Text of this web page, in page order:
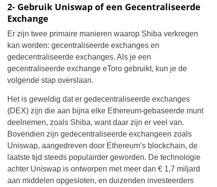
2- Gebruik Uniswap of een Gecentraliseerde
Exchange
Er zijn twee primaire manieren waarop Shiba verkregen
kan worden: gecentraliseerde exchanges en
gedecentraliseerde exchanges. Als je een
gecentraliseerde exchange eToro gebruikt, kun je de
volgende stap overslaan.
Het is geweldig dat er gedecentraliseerde exchanges
(DEX) zijn die aan bijna elke Ethereum-gebaseerde munt
deelnemen, zoals Shiba, want daar zijn er veel van.
Bovendien zijn gedecentraliseerde exchangeen zoals
Uniswap, aangedreven door Ethereum’s blockchain, de
laatste tijd steeds populairder geworden. De technologie
achter Uniswap is ontworpen met meer dan € 1,7 miljard
aan middelen opgesloten, en duizenden investeerders